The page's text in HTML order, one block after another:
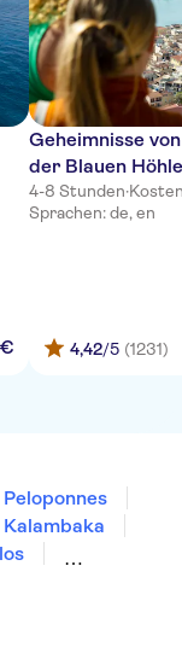
€
Geheimnisse
der Blauen
Verkostungen
4-8 Stunden·
Sprachen: de, en
4,42/5 (1231)
Peloponnes
Kalambaka